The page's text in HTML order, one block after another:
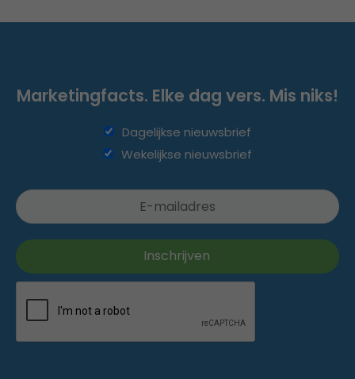
Marketingfacts. Elke dag vers. Mis niks!
Dagelijkse nieuwsbrief
Wekelijkse nieuwsbrief